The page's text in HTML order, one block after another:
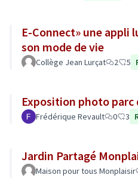
E-Connect» une appli
son mode de vie
Collège Jean Lurçat 2 5
Exposition photo parc
Frédérique Revault 0 3
Jardin Partagé
Maison pour tous Monplaisir